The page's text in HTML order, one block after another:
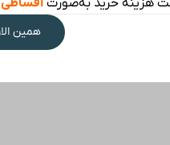
هزینه خرید به‌صورتاقساطی
همین